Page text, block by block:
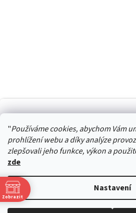
"Používáme cookies, abychom Vám
prohlížení webu a díky analýze
zlepšovali jeho funkce, výkon a
zde
Nastavení
HURTTA-
Copyright 2026izviratka.cz. Všechna
Zobrazit
Stačí se přihlásit k odběru novinek z
Vaše :)
Ano, chci se
Zásady zpracování